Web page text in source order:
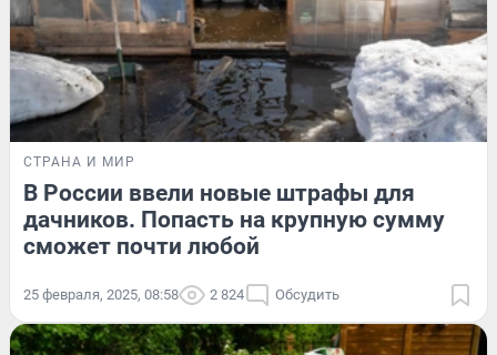
СТРАНА И МИР
В России ввели новые штрафы для
дачников. Попасть на крупную сумму
сможет почти любой
25 февраля, 2025, 08:58 2 824 Обсудить